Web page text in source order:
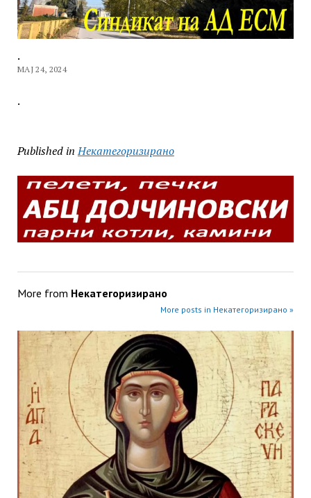
.
МАЈ 24, 2024
.
Published in Некатегоризирано
More from Некатегоризирано
More posts in Некатегоризирано »